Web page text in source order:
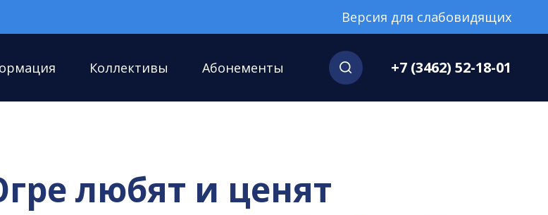
Версия для слабовидящих
Коллективы Абонементы +7 (3462) 52-18-01
любят и ценят